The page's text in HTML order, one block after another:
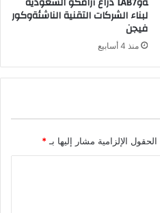
لبناء الشركات التقنية الناشئةوكور
فيجن
منذ 4 أسابيع
الحقول الإلزامية مشار إليها بـ *